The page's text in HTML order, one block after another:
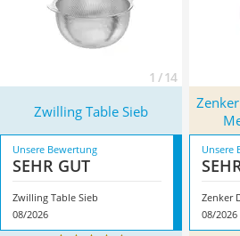
1 / 14
Zwilling Table Sieb
Unsere Bewertung
SEHR GUT
Zwilling Table Sieb
08/2026
Unsere
08/2026